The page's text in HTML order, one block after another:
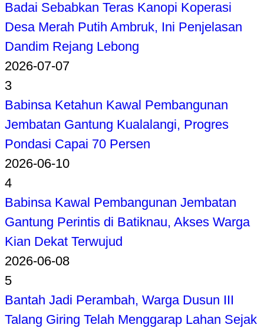
Badai Sebabkan Teras Kanopi Koperasi
Desa Merah Putih Ambruk, Ini Penjelasan
Dandim Rejang Lebong
2026-07-07
3
Babinsa Ketahun Kawal Pembangunan
Jembatan Gantung Kualalangi, Progres
Pondasi Capai 70 Persen
2026-06-10
4
Babinsa Kawal Pembangunan Jembatan
Gantung Perintis di Batiknau, Akses Warga
Kian Dekat Terwujud
2026-06-08
5
Bantah Jadi Perambah, Warga Dusun III
Talang Giring Telah Menggarap Lahan Sejak